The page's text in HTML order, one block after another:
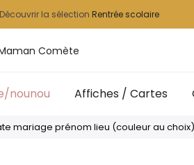
Découvrir la sélection Rentrée scolaire
nounou Affiches / Cartes
mariage prénom lieu (couleur au choix)